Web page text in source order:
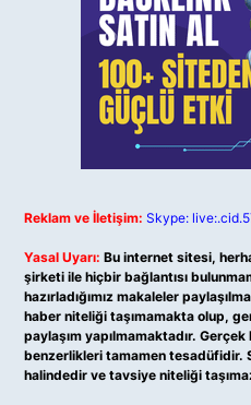
Reklam ve İletişim: Skype:
Yasal Uyarı: Bu internet sitesi,
şirketi ile hiçbir bağlantısı
hazırladığımız makaleler
haber niteliği taşımamakta olup,
paylaşım yapılmamaktadır.
benzerlikleri tamamen tesadüfidir.
halindedir ve tavsiye niteliği